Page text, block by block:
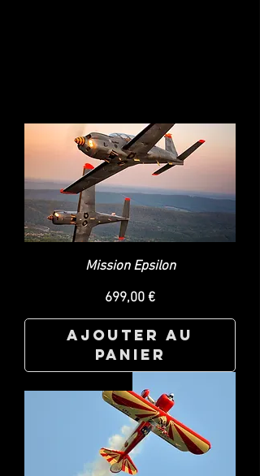
Mission Epsilon
Prix
699,00 €
Ajouter au
panier